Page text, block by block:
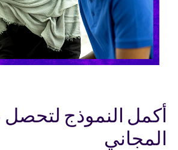
أكمل النموذج لتحصل
المجاني